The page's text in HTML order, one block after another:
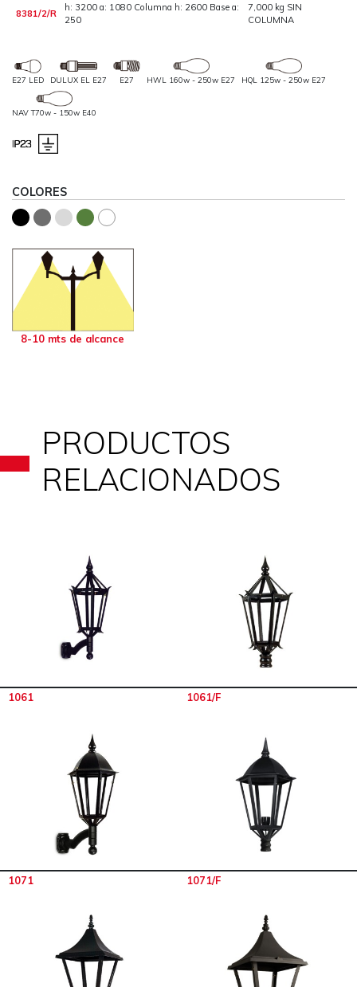
8381/2/R
h: 3200 a: 1080 Columna h: 2600 Base a:
250
7,000 kg SIN
COLUMNA
E27 LED DULUX EL E27 E27 HWL 160w - 250w E27 HQL 125w - 250w E27
NAV T70w - 150w E40
COLORES
8-10 mts de alcance
PRODUCTOS
RELACIONADOS
1061 1061/F
1071 1071/F